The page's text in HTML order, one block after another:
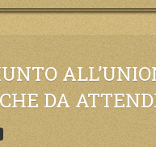
per
perdete
tempo,
la DA